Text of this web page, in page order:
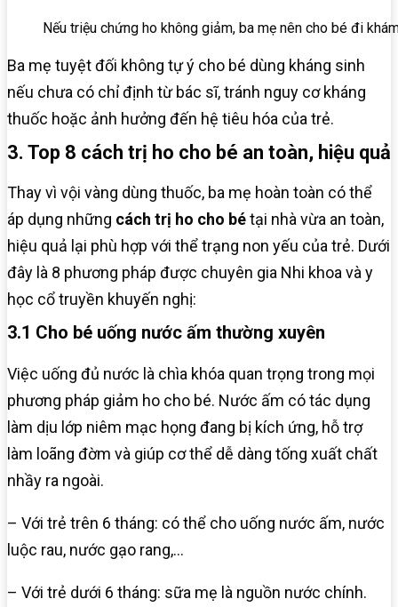
Nếu triệu chứng ho không giảm, ba mẹ nên cho bé đi
Ba mẹ tuyệt đối không tự ý cho bé dùng kháng sinh
nếu chưa có chỉ định từ bác sĩ, tránh nguy cơ kháng
thuốc hoặc ảnh hưởng đến hệ tiêu hóa của trẻ.
3. Top 8 cách trị ho cho bé an toàn, hiệu quả
Thay vì vội vàng dùng thuốc, ba mẹ hoàn toàn có thể
áp dụng những cách trị ho cho bétại nhà vừa an toàn,
hiệu quả lại phù hợp với thể trạng non yếu của trẻ. Dưới
đây là 8 phương pháp được chuyên gia Nhi khoa và y
học cổ truyền khuyến nghị:
3.1 Cho bé uống nước ấm thường xuyên
Việc uống đủ nước là chìa khóa quan trọng trong mọi
phương pháp giảm ho cho bé. Nước ấm có tác dụng
làm dịu lớp niêm mạc họng đang bị kích ứng, hỗ trợ
làm loãng đờm và giúp cơ thể dễ dàng tống xuất chất
nhầy ra ngoài.
– Với trẻ trên 6 tháng: có thể cho uống nước ấm, nước
luộc rau, nước gạo rang,…
– Với trẻ dưới 6 tháng: sữa mẹ là nguồn nước chính.